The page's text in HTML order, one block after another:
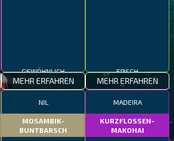
GEWÖHNLICH
MEHR ERFAHREN
EPISCH
MEHR ERFAHREN
NIL
MOSAMBIK-
BUNTBARSCH
MADEIRA
KURZFLOSSEN-
MAKOHAI